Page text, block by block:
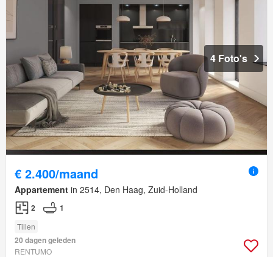
4 Foto's
€ 2.400/maand
Appartement in 2514, Den Haag, Zuid-Holland
2 1
Tillen
20 dagen geleden
RENTUMO